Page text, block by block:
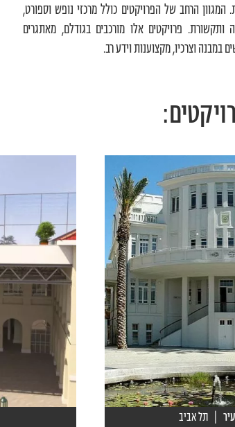
המגוון הרחב של הפרויקטים כולל מרכזי נופש וספורט,
פרויקטים אלו מורכבים בגודלם, מאתגרים
במבנה וצרכיו, מקצוענות וידע רב.
| תל אביב